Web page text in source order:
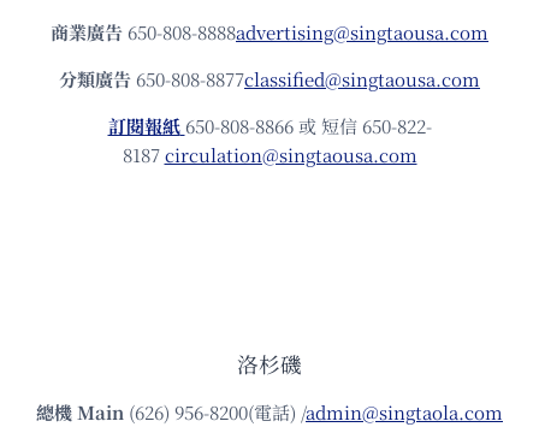
商業廣告 650-808-8888advertising@singtaousa.com
分類廣告 650-808-8877classified@singtaousa.com
訂閱報紙 650-808-8866 或 短信 650-822-
8187circulation@singtaousa.com
洛杉磯
總機Main (626) 956-8200(電話) /admin@singtaola.com